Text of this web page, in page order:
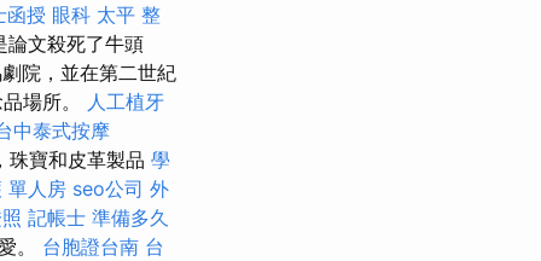
函授 眼科 太平 整
文殺死了牛頭
院，並在第二世紀
場所。
人工植牙
中泰式按摩
寶和皮革製品 學
單人房 seo公司 外
記帳士 準備多久
。 台胞證台南 台